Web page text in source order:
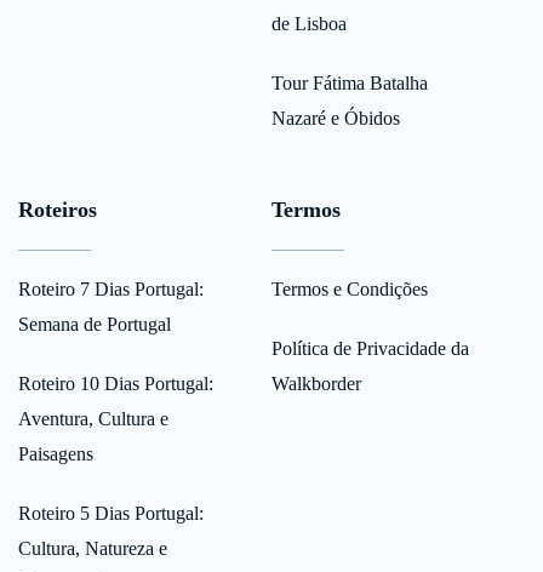
de Lisboa
Tour Fátima Batalha
Nazaré e Óbidos
Roteiros
Roteiro 7 Dias Portugal:
Semana de Portugal
Roteiro 10 Dias Portugal:
Aventura, Cultura e
Paisagens
Roteiro 5 Dias Portugal:
Cultura, Natureza e
Termos
Termos e Condições
Política de Privacidade da
Walkborder